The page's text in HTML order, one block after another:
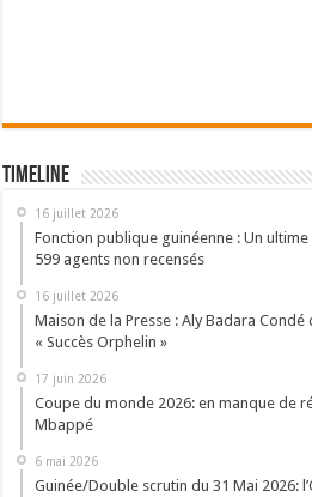
Timeline
16 juillet 2026
Fonction publique guinéenne : Un
599 agents non recensés
16 juillet 2026
Maison de la Presse : Aly Badara
« Succès Orphelin »
17 juin 2026
Coupe du monde 2026: en manque de
Mbappé
6 mai 2026
Guinée/Double scrutin du 31 Mai 2026: